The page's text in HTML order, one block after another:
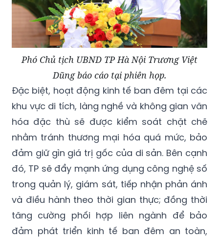
Phó Chủ tịch UBND TP Hà Nội Trương Việt
Dũng báo cáo tại phiên họp.
Đặc biệt, hoạt động kinh tế ban đêm tại các
khu vực di tích, làng nghề và không gian văn
hóa đặc thù sẽ được kiểm soát chặt chẽ
nhằm tránh thương mại hóa quá mức, bảo
đảm giữ gìn giá trị gốc của di sản. Bên cạnh
đó, TP sẽ đẩy mạnh ứng dụng công nghệ số
trong quản lý, giám sát, tiếp nhận phản ánh
và điều hành theo thời gian thực; đồng thời
tăng cường phối hợp liên ngành để bảo
đảm phát triển kinh tế ban đêm an toàn,